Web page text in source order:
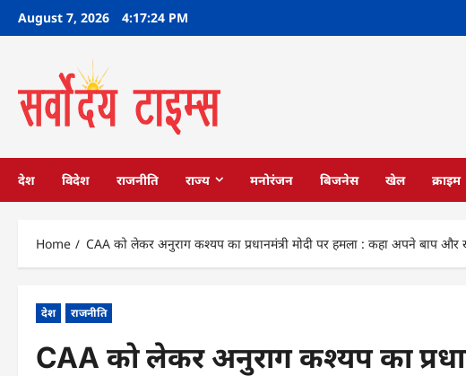
SkipAugust 7, 2026 4:17:25 PM
देश विदेश राजनीति राज्य मनोरंजन बिजनेस खेल क्राइम
Home CAA को लेकर अनुराग कश्यप का प्रधानमंत्री मोदी पर हमला : कहा अपने बाप और
देश राजनीति
CAA को लेकर अनुराग कश्यप का